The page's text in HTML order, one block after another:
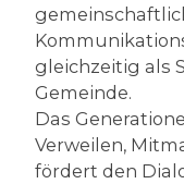
gleichzeitig als
Gemeinde.
Das
Verweilen,
fördert den